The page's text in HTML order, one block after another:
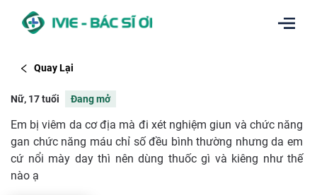
Quay Lại
Nữ, 17 tuổi Đang mở
Em bị viêm da cơ địa mà đi xét nghiệm giun và chức năng
gan chức năng máu chỉ số đều bình thường nhưng da em
cứ nổi mày day thì nên dùng thuốc gì và kiêng như thế
nào ạ